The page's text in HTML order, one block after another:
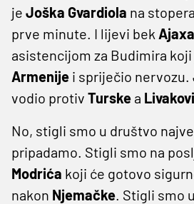
je Joška Gvardiola na
prve minute. I lijevi bek Ajaxa
asistencijom za Budimira
Armenije i spriječio nervozu.
vodio protiv Turske a
No, stigli smo u društvo
pripadamo. Stigli smo na
Modrića koji će gotovo
nakon Njemačke. Stigli smo